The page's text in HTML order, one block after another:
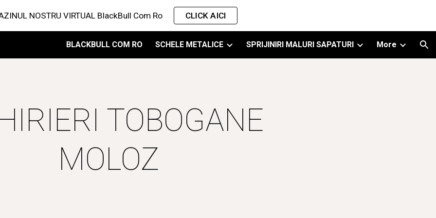
to main content Skip to navigation
NOSTRU VIRTUAL BlackBull Com Ro CLICK AICI
BLACKBULL COM RO SCHELE METALICE SPRIJINIRI MALURI SAPATURI More
TOBOGANE
MOLOZ